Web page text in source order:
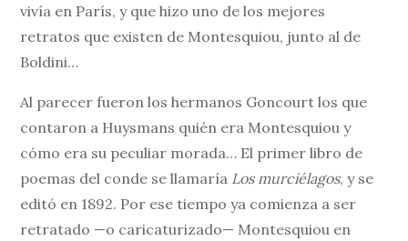
vivía en París, y que hizo uno de los mejores
retratos que existen de Montesquiou, junto al de
Boldini…
Al parecer fueron los hermanos Goncourt los que
contaron a Huysmans quién era Montesquiou y
cómo era su peculiar morada… El primer libro de
poemas del conde se llamaría Los murciélagos, y se
editó en 1892. Por ese tiempo ya comienza a ser
retratado —o caricaturizado— Montesquiou en